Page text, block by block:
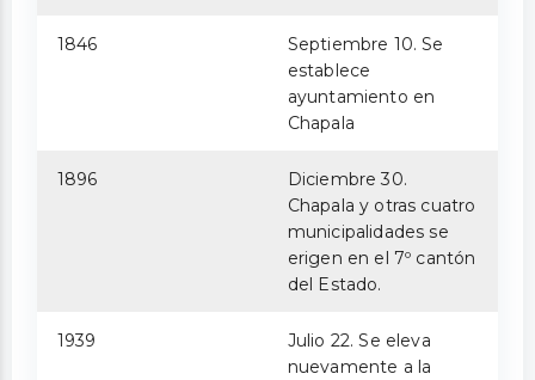
1846
Septiembre 10. Se
establece
ayuntamiento en
Chapala
1896
Diciembre 30.
Chapala y otras cuatro
municipalidades se
erigen en el 7º cantón
del Estado.
1939
Julio 22. Se eleva
nuevamente a la